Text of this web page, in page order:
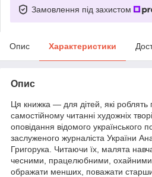
Замовлення під захистом
Опис Характеристики
Опис
Ця книжка — для дітей, які роблять
самостійному читанні художніх
оповідання відомого українського
заслуженого журналіста України
Григорука. Читаючи їх, малята
чесними, працелюбними,
ображати менших, поважати